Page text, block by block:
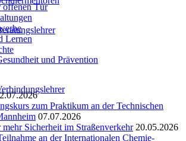
und Prävention
offenen Tür
Lernen
zum Praktikum an der Technischen
07.07.2026
Sicherheit im Straßenverkehr 20.05.2026
an der Internationalen Chemie-